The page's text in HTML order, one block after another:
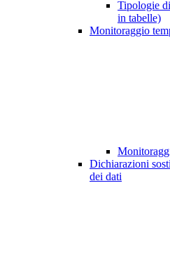
Tipologie
in tabelle)
Monitoraggio
Dichiarazioni
dei dati